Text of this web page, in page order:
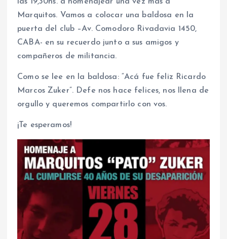
Marquitos. Vamos a colocar una baldosa en la
puerta del club –Av. Comodoro Rivadavia 1450,
CABA- en su recuerdo junto a sus amigos y
compañeros de militancia.
Como se lee en la baldosa: “Acá fue feliz Ricardo
Marcos Zuker”. Defe nos hace felices, nos llena de
orgullo y queremos compartirlo con vos.
¡Te esperamos!